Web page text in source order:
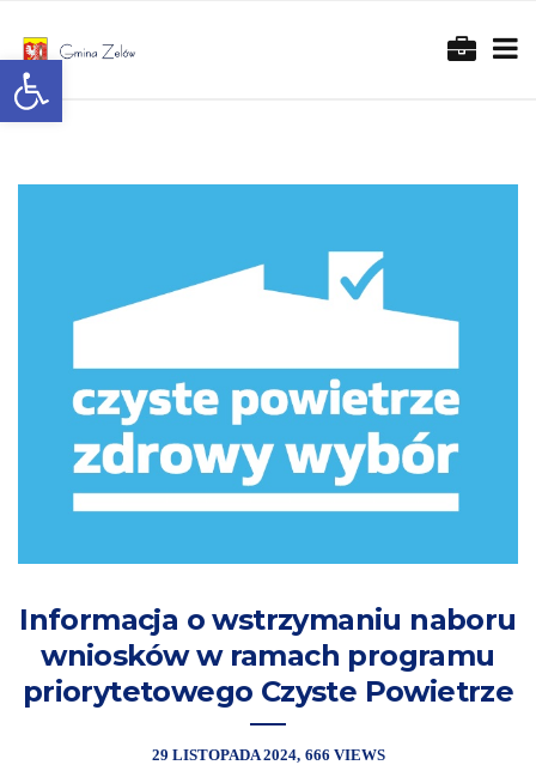
Otwórz pasek narzędzi
Informacja o wstrzymaniu naboru
wniosków w ramach programu
priorytetowego Czyste Powietrze
29 LISTOPADA 2024 666 VIEWS